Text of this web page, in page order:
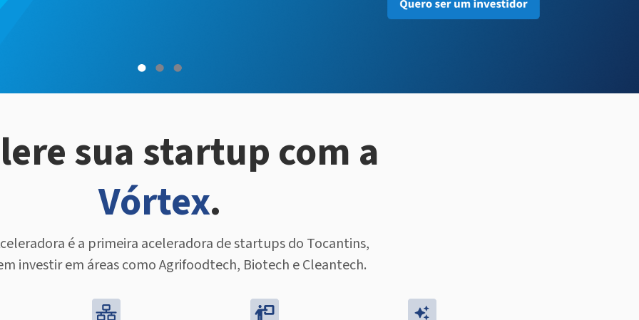
sua startup com a
Vórtex.
é a primeira aceleradora de startups do Tocantins,
investir em áreas como Agrifoodtech, Biotech e Cleantech.